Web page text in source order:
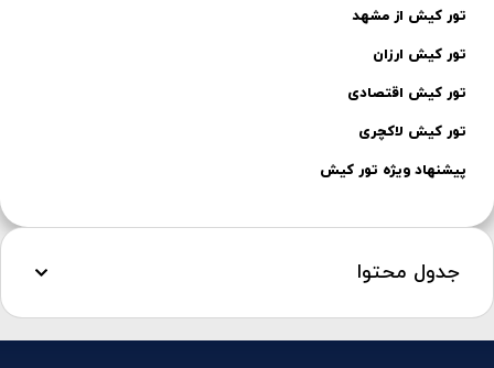
پیشنهاد ویژه تور کیش
جدول محتوا
رزرو هتل